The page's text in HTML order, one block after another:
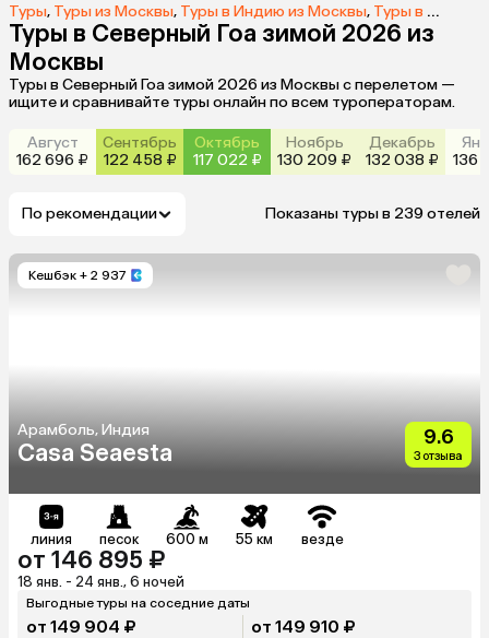
Туры, Туры из Москвы, Туры в Индию из Москвы, Туры в Северный Гоа из Москвы
Туры в Северный Гоа зимой 2026 из
Москвы
Туры в Северный Гоа зимой 2026 из Москвы с перелетом —
ищите и сравнивайте туры онлайн по всем туроператорам.
Август
162 696 ₽
Сентябрь
122 458 ₽
Октябрь
117 022 ₽
Ноябрь
130 209 ₽
Декабрь
132 038 ₽
136
По рекомендации Показаны туры в 239 отелей
Кешбэк + 2 937
Арамболь, Индия
Casa Seaesta
9.6
3 отзыва
линия песок 600 м 55 км везде
от 146 895 ₽
18 янв. - 24 янв., 6 ночей
Выгодные туры на соседние даты
от 149 904 ₽ от 149 910 ₽